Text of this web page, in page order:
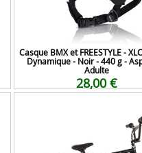
Casque BMX et FREESTYLE -
Dynamique - Noir - 440 g -
Adulte
28,00 €